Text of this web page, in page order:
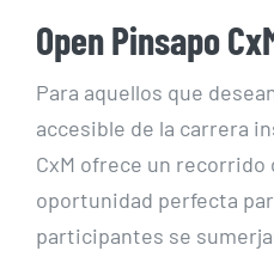
Open Pinsapo
Para aquellos que
accesible de la carrera
CxM ofrece un recorrido
oportunidad perfecta
participantes se